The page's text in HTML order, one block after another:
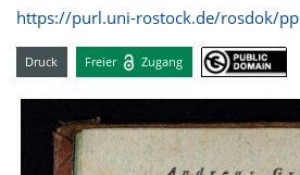
https://purl.uni-rostock.de/rosdok/
Druck Freier Zugang